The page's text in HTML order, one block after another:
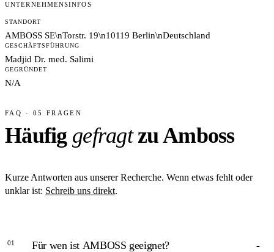
UNTERNEHMENSINFOS
STANDORT
AMBOSS SE\nTorstr. 19\n10119 Berlin\nDeutschland
GESCHÄFTSFÜHRUNG
Madjid Dr. med. Salimi
GEGRÜNDET
N/A
FAQ · 05 FRAGEN
Häufig gefragtzu Amboss
Kurze Antworten aus unserer Recherche. Wenn etwas fehlt oder
unklar ist: Schreib uns direkt.
01 Für wen ist AMBOSS geeignet?